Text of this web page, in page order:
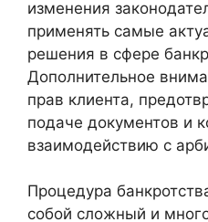
изменения
применять самые
решения в сфере
Дополнительное
прав клиента,
подаче документов и
взаимодействию с
Процедура
собой сложный и